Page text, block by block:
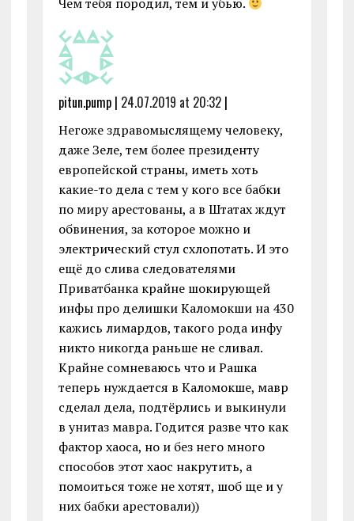
pitun.pump | 24.07.2019 at 20:32|
Негоже здравомыслящему человеку,
даже Зеле, тем более президенту
европейской страны, иметь хоть
какие-то дела с тем у кого все бабки
по миру арестованы, а в Штатах ждут
обвинения, за которое можно и
электрический стул схлопотать. И это
ещё до слива следователями
Приватбанка крайне шокирующей
инфы про делишки Каломокши на 430
кажись лимардов, такого рода инфу
никто никогда раньше не сливал.
Крайне сомневаюсь что и Рашка
теперь нуждается в Каломокше, мавр
сделал дела, подтёрлись и выкинули
в унитаз мавра. Годится разве что как
фактор хаоса, но и без него много
способов этот хаос накрутить, а
помоиться тоже не хотят, шоб ще и у
них бабки арестовали))